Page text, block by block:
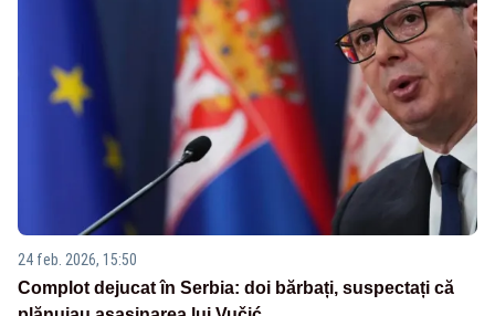
24 feb. 2026, 15:50
Complot dejucat în Serbia: doi bărbați, suspectați că